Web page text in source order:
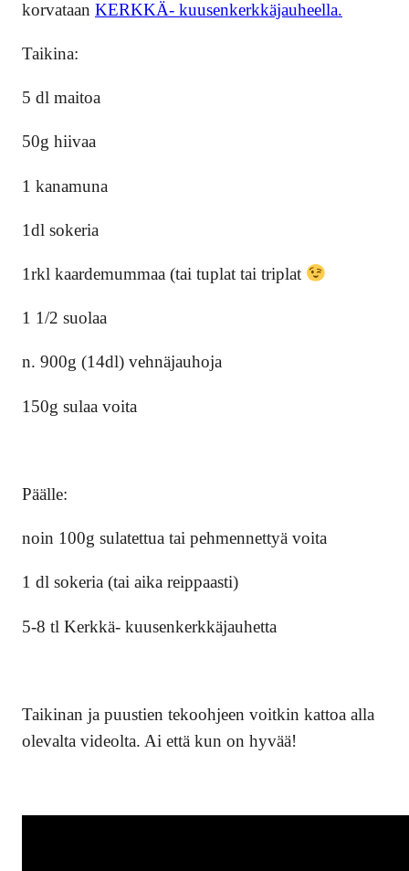
korvataan KERKKÄ- kuusenkerkkäjauheella.
Taikina:
5 dl maitoa
50g hiivaa
1 kanamuna
1dl sokeria
1rkl kaardemummaa (tai tuplat tai triplat
1 1/2 suolaa
n. 900g (14dl) vehnäjauhoja
150g sulaa voita
Päälle:
noin 100g sulatettua tai pehmennettyä voita
1 dl sokeria (tai aika reippaasti)
5-8 tl Kerkkä- kuusenkerkkäjauhetta
Taikinan ja puustien tekoohjeen voitkin kattoa alla
olevalta videolta. Ai että kun on hyvää!